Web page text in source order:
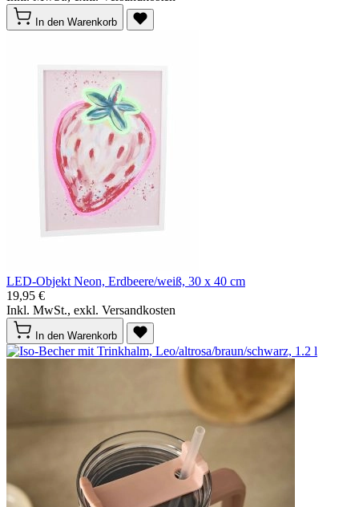
In den Warenkorb
LED-Objekt Neon, Erdbeere/weiß, 30 x 40 cm
19,95 €
Inkl. MwSt., exkl. Versandkosten
In den Warenkorb